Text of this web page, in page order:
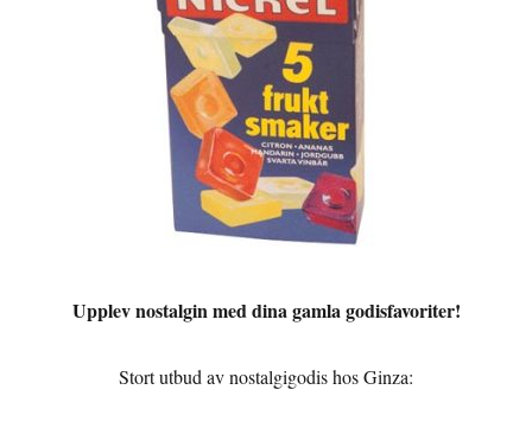
Upplev nostalgin med dina gamla godisfavoriter!
Stort utbud av nostalgigodis hos Ginza: